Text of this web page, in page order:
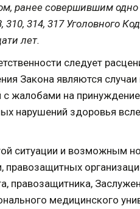
ранее совершившим одно
310, 314, 317 Уголовного
лет.
следует
Закона являются
с жалобами на
нарушений здоровья
ситуации и возможным
правозащитных
правозащитника,
медицинского